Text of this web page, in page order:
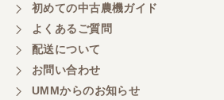
初めての中古農機ガイド
よくあるご質問
配送について
お問い合わせ
UMMからのお知らせ